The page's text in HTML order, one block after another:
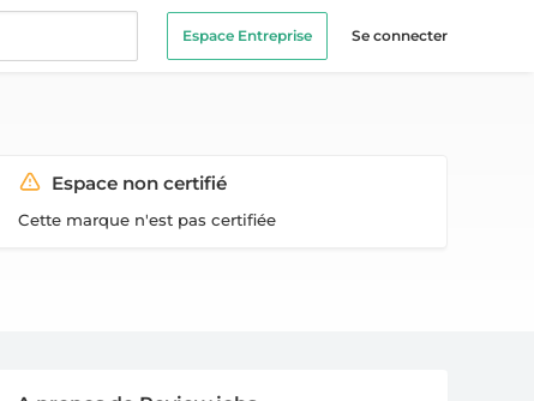
Espace Entreprise Se connecter
Espace non certifié
Cette marque n'est pas certifiée